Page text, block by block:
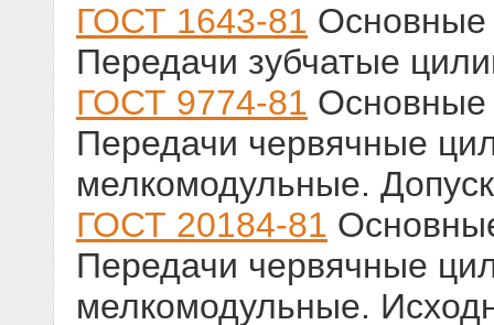
ГОСТ 1643-81 Основные
Передачи зубчатые
ГОСТ 9774-81 Основные
Передачи червячные
мелкомодульные.
ГОСТ 20184-81
Передачи червячные
мелкомодульные.